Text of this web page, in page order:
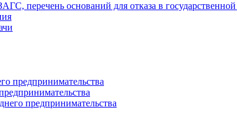
перечень оснований для отказа в
предпринимательства
предпринимательства